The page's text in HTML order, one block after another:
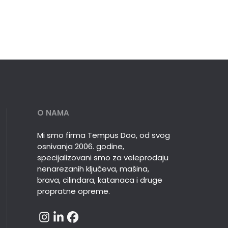
O NAMA
Mi smo firma Tempus Doo, od svog
osnivanja 2006. godine,
specijalizovani smo za veleprodaju
nenarezanih ključeva, mašina,
brava, cilindara, katanaca i druge
propratne opreme.